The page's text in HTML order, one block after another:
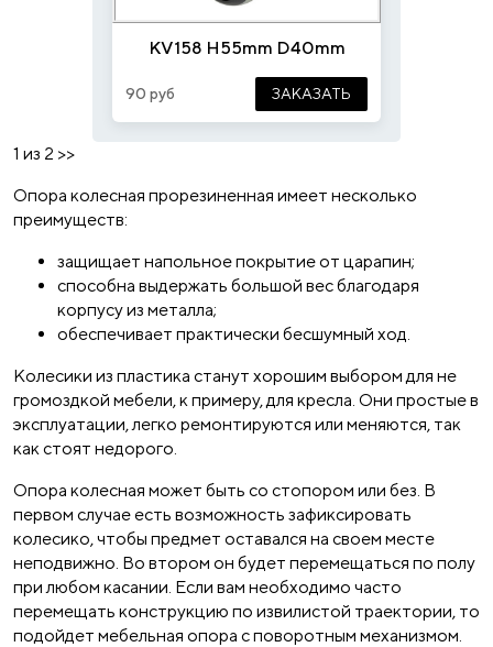
KV158 H55mm D40mm
90 руб ЗАКАЗАТЬ
1 из 2 >>
Опора колесная прорезиненная имеет несколько
преимуществ:
защищает напольное покрытие от царапин;
способна выдержать большой вес благодаря
корпусу из металла;
обеспечивает практически бесшумный ход.
Колесики из пластика станут хорошим выбором для не
громоздкой мебели, к примеру, для кресла. Они простые в
эксплуатации, легко ремонтируются или меняются, так
как стоят недорого.
Опора колесная может быть со стопором или без. В
первом случае есть возможность зафиксировать
колесико, чтобы предмет оставался на своем месте
неподвижно. Во втором он будет перемещаться по полу
при любом касании. Если вам необходимо часто
перемещать конструкцию по извилистой траектории, то
подойдет мебельная опора с поворотным механизмом.